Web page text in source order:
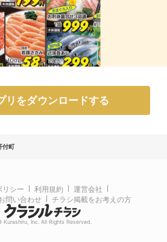
リをダウンロードする
付町
リシー 利用規約
運営会社
問い合わせ
チラシ掲載をお考えの方
Kurashiru, Inc. All Rights Reserved.